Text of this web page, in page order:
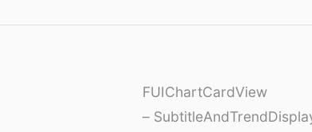
FUIChartCardView
–